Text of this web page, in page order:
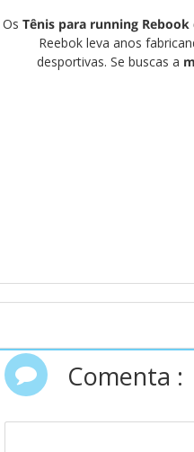
Os Tênis para running
Reebok leva anos
desportivas. Se buscas a
Comenta :